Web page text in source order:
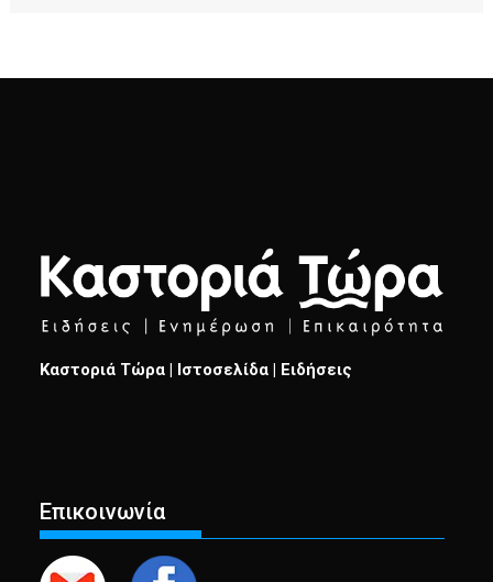
Καστοριά Τώρα | Ιστοσελίδα | Ειδήσεις
Επικοινωνία